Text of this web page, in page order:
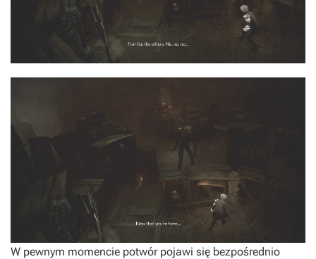
W pewnym momencie potwór pojawi się bezpośrednio